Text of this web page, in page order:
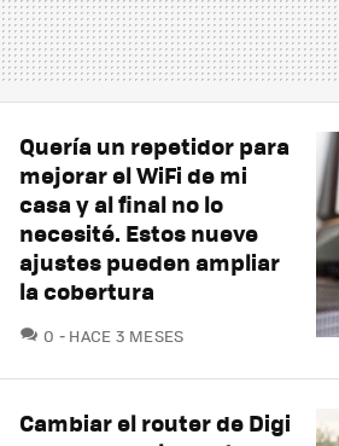
Quería un repetidor para
mejorar el WiFi de mi
casa y al final no lo
necesité. Estos nueve
ajustes pueden ampliar
la cobertura
0 COMENTARIOS
HACE 3 MESES
Cambiar el router de Digi